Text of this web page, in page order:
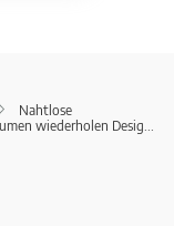
Nahtlose
wiederholen Desig...